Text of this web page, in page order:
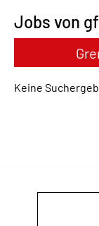
Jobs von
Keine